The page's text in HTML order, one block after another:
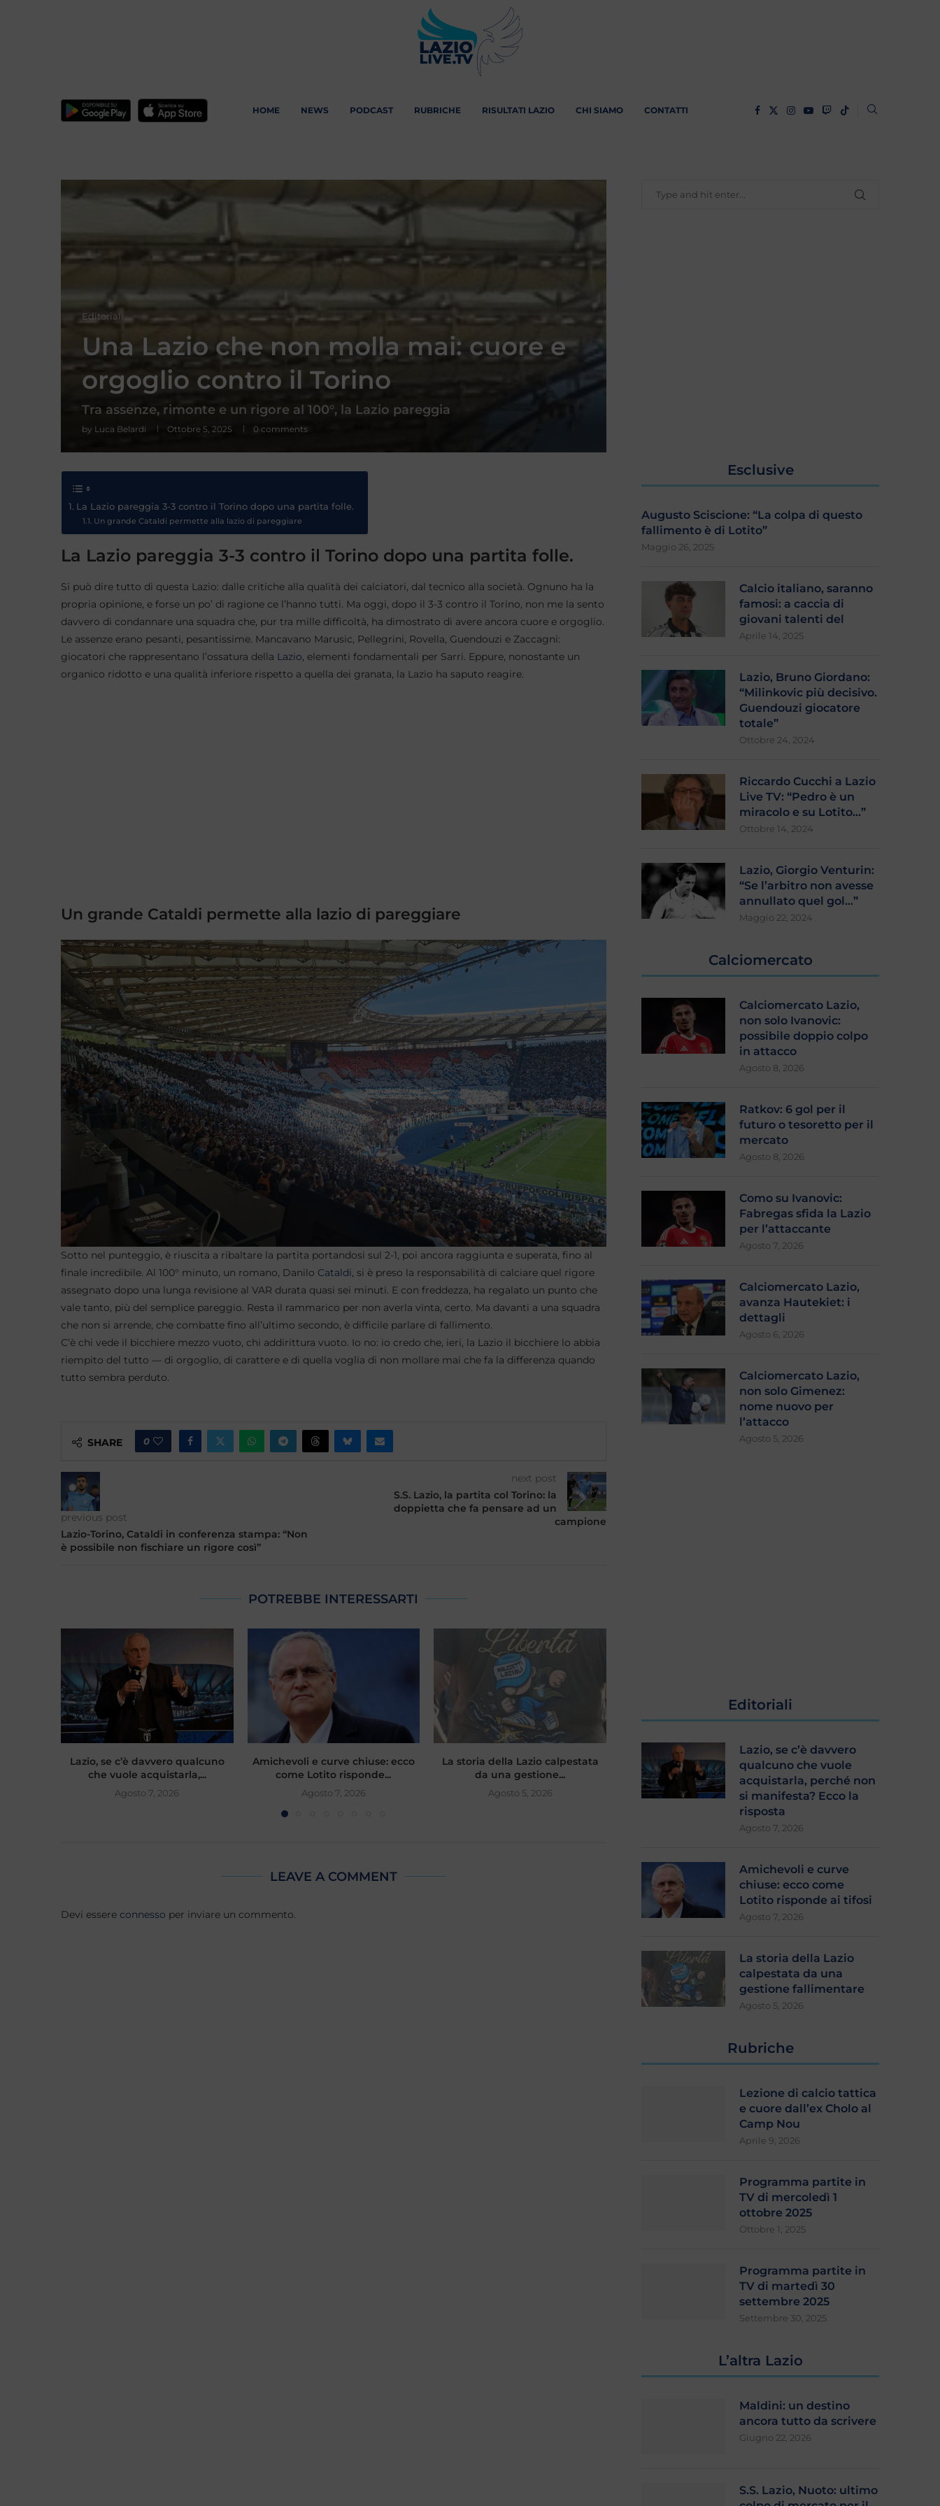
HOME NEWS PODCAST RUBRICHE RISULTATI LAZIO CHI SIAMO CONTATTI
Editoriali
Una Lazio che non molla mai: cuore e
orgoglio contro il Torino
Tra assenze, rimonte e un rigore al 100°, la Lazio pareggia
by Luca Belardi Ottobre 5, 2025 0 comments
La Lazio pareggia 3-3 contro il Torino dopo una partita folle.
Un grande Cataldi permette alla lazio di pareggiare
La Lazio pareggia 3-3 contro il Torino dopo una partita folle.
Si può dire tutto di questa Lazio: dalle critiche alla qualità dei calciatori, dal tecnico alla società. Ognuno ha la
propria opinione, e forse un po’ di ragione ce l’hanno tutti. Ma oggi, dopo il 3-3 contro il Torino, non me la sento
davvero di condannare una squadra che, pur tra mille difficoltà, ha dimostrato di avere ancora cuore e orgoglio.
Le assenze erano pesanti, pesantissime. Mancavano Marusic, Pellegrini, Rovella, Guendouzi e Zaccagni:
giocatori che rappresentano l’ossatura della Lazio, elementi fondamentali per Sarri. Eppure, nonostante un
organico ridotto e una qualità inferiore rispetto a quella dei granata, la Lazio ha saputo reagire.
Un grande Cataldi permette alla lazio di pareggiare
Sotto nel punteggio, è riuscita a ribaltare la partita portandosi sul 2-1, poi ancora raggiunta e superata, fino al
finale incredibile. Al 100° minuto, un romano, Danilo Cataldi, si è preso la responsabilità di calciare quel rigore
assegnato dopo una lunga revisione al VAR durata quasi sei minuti. E con freddezza, ha regalato un punto che
vale tanto, più del semplice pareggio. Resta il rammarico per non averla vinta, certo. Ma davanti a una squadra
che non si arrende, che combatte fino all’ultimo secondo, è difficile parlare di fallimento.
C’è chi vede il bicchiere mezzo vuoto, chi addirittura vuoto. Io no: io credo che, ieri, la Lazio il bicchiere lo abbia
riempito del tutto — di orgoglio, di carattere e di quella voglia di non mollare mai che fa la differenza quando
tutto sembra perduto.
SHARE 0
previous post
Lazio-Torino, Cataldi in conferenza stampa: “Non
è possibile non fischiare un rigore così”
next post
S.S. Lazio, la partita col Torino: la
doppietta che fa pensare ad un
campione
POTREBBE INTERESSARTI
Lazio, se c’è davvero qualcuno
che vuole acquistarla,...
Agosto 7, 2026
Amichevoli e curve chiuse: ecco
come Lotito risponde...
Agosto 7, 2026
La storia della Lazio calpestata
da una gestione...
Agosto 5, 2026
Lazio, questi rinforzi quando
arrivano?
Agosto 4, 2026
Il silenzio attorno alla
assurdo:
LEAVE A COMMENT
Devi essere connesso per inviare un commento.
Esclusive
Augusto Sciscione: “La colpa di questo
fallimento è di Lotito”
Maggio 26, 2025
Calcio italiano, saranno
famosi: a caccia di
giovani talenti del
Aprile 14, 2025
Lazio, Bruno Giordano:
“Milinkovic più decisivo.
Guendouzi giocatore
totale”
Ottobre 24, 2024
Riccardo Cucchi a Lazio
Live TV: “Pedro è un
miracolo e su Lotito…”
Ottobre 14, 2024
Lazio, Giorgio Venturin:
“Se l’arbitro non avesse
annullato quel gol…”
Maggio 22, 2024
Calciomercato
Calciomercato Lazio,
non solo Ivanovic:
possibile doppio colpo
in attacco
Agosto 8, 2026
Ratkov: 6 gol per il
futuro o tesoretto per il
mercato
Agosto 8, 2026
Como su Ivanovic:
Fabregas sfida la Lazio
per l’attaccante
Agosto 7, 2026
Calciomercato Lazio,
avanza Hautekiet: i
dettagli
Agosto 6, 2026
Calciomercato Lazio,
non solo Gimenez:
nome nuovo per
l’attacco
Agosto 5, 2026
Editoriali
Lazio, se c’è davvero
qualcuno che vuole
acquistarla, perché non
si manifesta? Ecco la
risposta
Agosto 7, 2026
Amichevoli e curve
chiuse: ecco come
Lotito risponde ai tifosi
Agosto 7, 2026
La storia della Lazio
calpestata da una
gestione fallimentare
Agosto 5, 2026
Rubriche
Lezione di calcio tattica
e cuore dall’ex Cholo al
Camp Nou
Aprile 9, 2026
Programma partite in
TV di mercoledì 1
ottobre 2025
Ottobre 1, 2025
Programma partite in
TV di martedì 30
settembre 2025
Settembre 30, 2025
L’altra Lazio
Maldini: un destino
ancora tutto da scrivere
Giugno 22, 2026
S.S. Lazio, Nuoto: ultimo